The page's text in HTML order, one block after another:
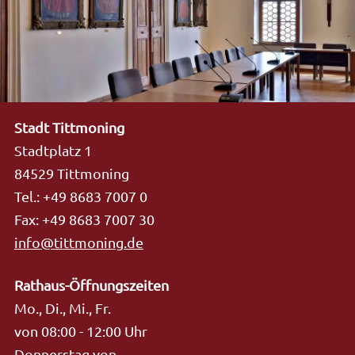
Stadt Tittmoning
Stadtplatz 1
84529 Tittmoning
Tel.: +49 8683 7007 0
Fax: +49 8683 7007 30
info@tittmoning.de
Rathaus-Öffnungszeiten
Mo., Di., Mi., Fr.
von 08:00 - 12:00 Uhr